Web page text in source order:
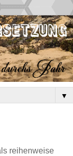
▼
reihenweise